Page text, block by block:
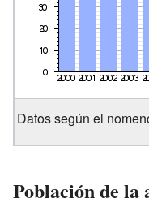
Datos según el
Población de la